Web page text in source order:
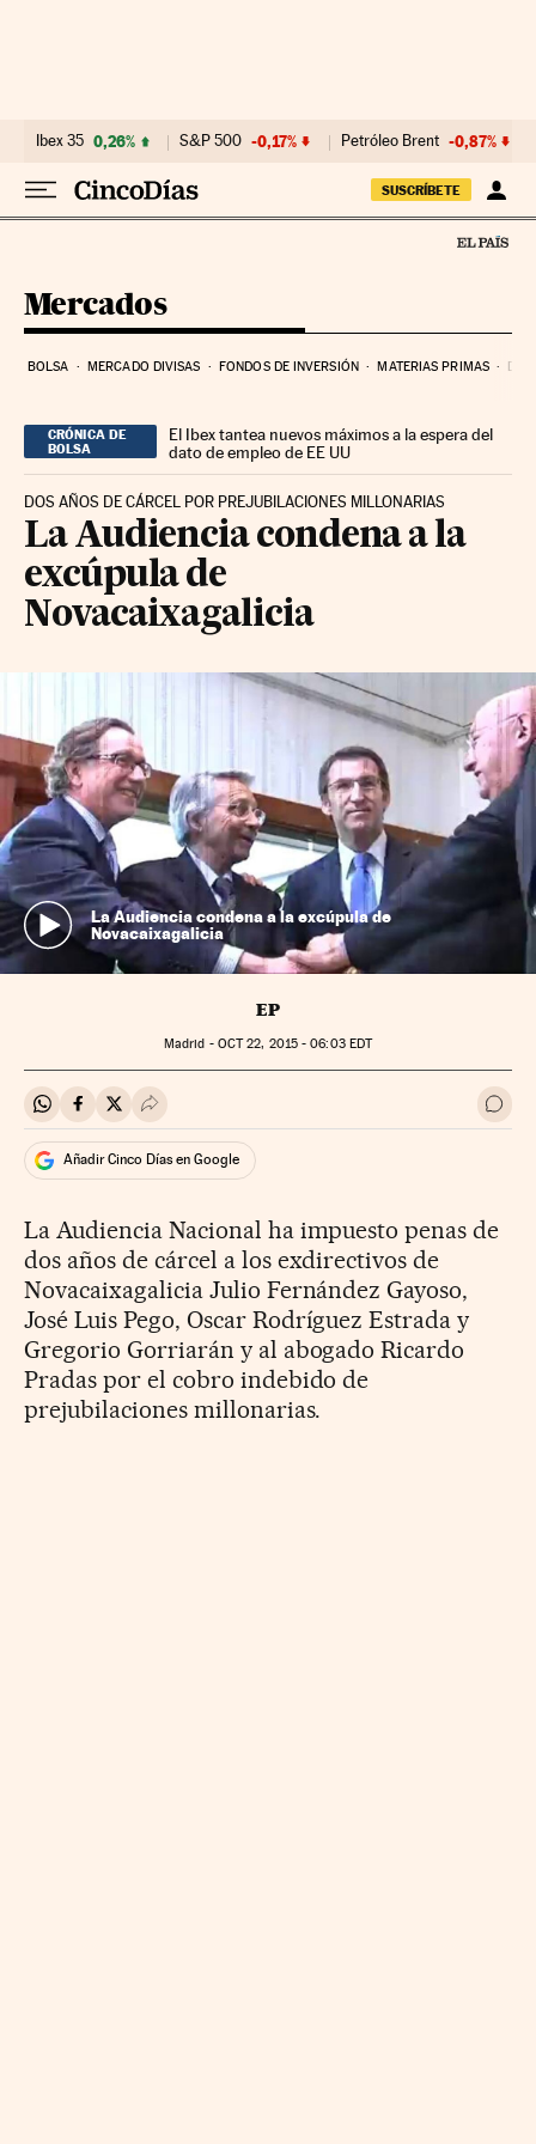
Ibex 35 0,26% S&P 500 -0,17% Petróleo Brent -0,87%
SUSCRÍBETE
Mercados
BOLSA MERCADO DIVISAS FONDOS DE INVERSIÓN MATERIAS PRIMAS
CRÓNICA DE
BOLSA
El Ibex tantea nuevos máximos a la espera del
dato de empleo de EE UU
DOS AÑOS DE CÁRCEL POR PREJUBILACIONES MILLONARIAS
La Audiencia condena a la
excúpula de
Novacaixagalicia
La Audiencia condena a la excúpula de
Novacaixagalicia
EP
Madrid - OCT22, 2015 - 06:03EDT
Compartir en Whatsapp
Compartir en Facebook
Compartir en Twitter
Desplegar Redes Sociales Ir a
Añadir Cinco Días en Google
La Audiencia Nacional ha impuesto penas de
dos años de cárcel a los exdirectivos de
Novacaixagalicia Julio Fernández Gayoso,
José Luis Pego, Oscar Rodríguez Estrada y
Gregorio Gorriarán y al abogado Ricardo
Pradas por el cobro indebido de
prejubilaciones millonarias.